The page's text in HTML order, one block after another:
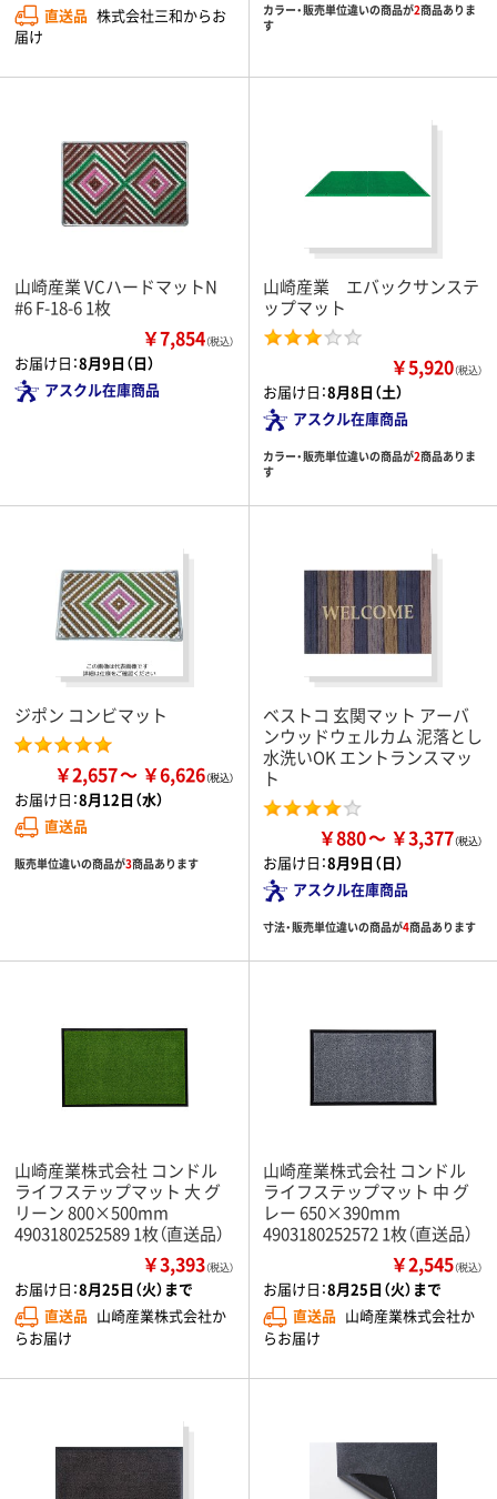
直送品 株式会社三和からお
届け
カラー・販売単位違いの商品が2商品ありま
す
山崎産業 VCハードマットN
#6 F-18-6 1枚
￥7,854（税込）
お届け日：8月9日（日）
アスクル在庫商品
山崎産業 エバックサンステ
ップマット
￥5,920（税込）
お届け日：8月8日（土）
アスクル在庫商品
カラー・販売単位違いの商品が2商品ありま
す
ジポン コンビマット
￥2,657 ￥6,626
お届け日：8月12日（水）
直送品
販売単位違いの商品が3商品あります
ベストコ 玄関マット アーバ
ンウッドウェルカム 泥落とし
水洗いOK エントランスマッ
ト
￥880 ￥3,377
お届け日：8月9日（日）
アスクル在庫商品
寸法・販売単位違いの商品が4商品あります
山崎産業株式会社 コンドル
ライフステップマット 大 グ
リーン 800×500mm
4903180252589 1枚（直送品）
￥3,393（税込）
お届け日：8月25日（火）まで
直送品 山崎産業株式会社か
らお届け
山崎産業株式会社 コンドル
ライフステップマット 中 グ
レー 650×390mm
4903180252572 1枚（直送品）
￥2,545（税込）
お届け日：8月25日（火）まで
直送品 山崎産業株式会社か
らお届け